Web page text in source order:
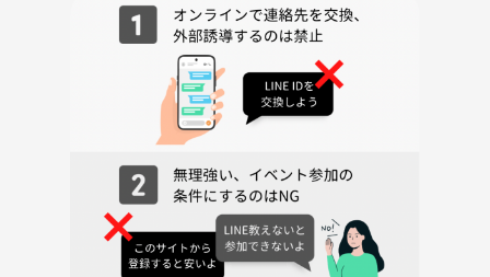
・「新しい出会い」「マンネリ解消」「ストレスリリース」ぜんぶこの
下記の行為はご遠慮ください。
・勧誘・営業・告知・引き抜き・暴言など
・過度なナンパ行為や迷惑行為
・開催内容や風景写真、動画のSNS等への無許可投稿
サークルやイベントの輪を乱す行動をする方、運営側の指示に従ってい
ただけない方や運営側が参加者様としてふさわしくないと判断した方
は、参加をお断りする場合がございます。